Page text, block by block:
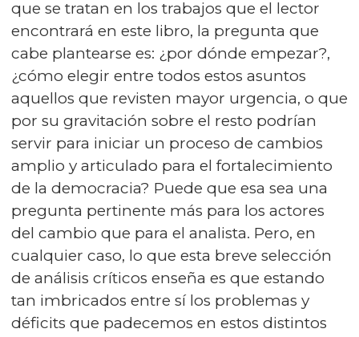
que se tratan en los trabajos que el lector
encontrará en este libro, la pregunta que
cabe plantearse es: ¿por dónde empezar?,
¿cómo elegir entre todos estos asuntos
aquellos que revisten mayor urgencia, o que
por su gravitación sobre el resto podrían
servir para iniciar un proceso de cambios
amplio y articulado para el fortalecimiento
de la democracia? Puede que esa sea una
pregunta pertinente más para los actores
del cambio que para el analista. Pero, en
cualquier caso, lo que esta breve selección
de análisis críticos enseña es que estando
tan imbricados entre sí los problemas y
déficits que padecemos en estos distintos